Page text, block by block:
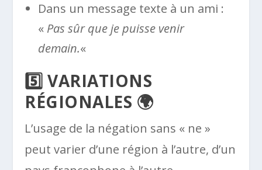
Dans un message texte à un ami :
« Pas sûr que je puisse venir
demain.«
5️⃣ VARIATIONS
RÉGIONALES 🌍
L’usage de la négation sans « ne »
peut varier d’une région à l’autre, d’un